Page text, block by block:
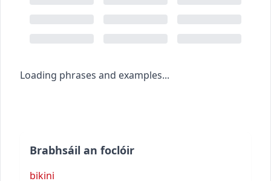
Loading phrases and examples...
Brabhsáil an foclóir
bikini